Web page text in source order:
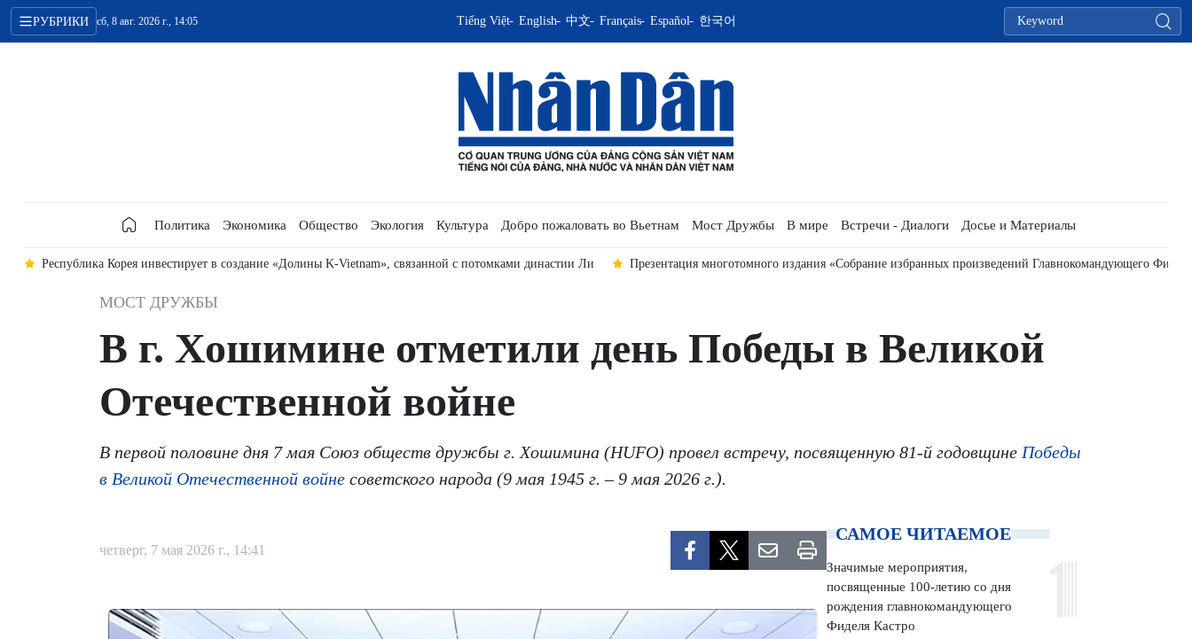
РУБРИКИ сб, 8 авг. 2026 г., 14:05 Tiếng Việt English 中文 Français Español 한국어
Политика Экономика Общество Экология Культура Добро пожаловать во Вьетнам Мост Дружбы В мире Встречи - Диалоги Досье и Материалы
Республика Корея инвестирует в создание «Долины K-Vietnam», связанной с потомками династии Ли Презентация многотомного издания «Собрание избранных произведений Главнокомандующего
МОСТ ДРУЖБЫ
В г. Хошимине отметили день Победы в Великой
Отечественной войне
В первой половине дня 7 мая Союз обществ дружбы г. Хошимина (HUFO) провел встречу, посвященную 81-й годовщине Победы
в Великой Отечественной войне советского народа (9 мая 1945 г. – 9 мая 2026 г.).
четверг, 7 мая 2026 г., 14:41
САМОЕ ЧИТАЕМОЕ
Значимые мероприятия,
посвященные 100-летию со дня
рождения главнокомандующего
Фиделя Кастро